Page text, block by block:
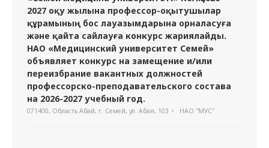
2027 оқу жылына профессор-оқытушылар
құрамының бос лауазымдарына орналасуға
және қайта сайлауға конкурс жариялайды.
НАО «Медицинский университет Семей»
объявляет конкурс на замещение и/или
переизбрание вакантных должностей
профессорско-преподавательского состава
на 2026-2027 учебный год.
071400, Область Абай, г. Семей, ул. Абая, 103 НАО "МУС"